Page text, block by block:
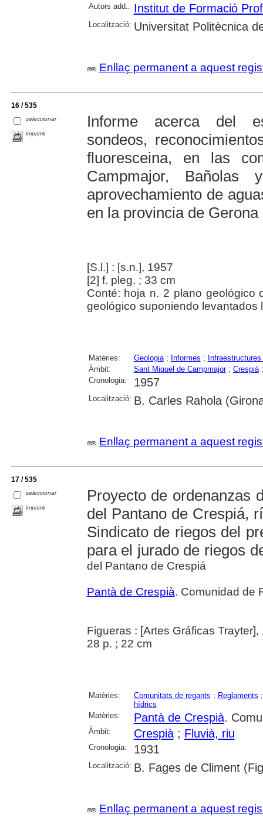
Autors add.: Institut de Formació
Localització: Universitat Politècnica
Enllaç permanent a aquest
16 / 535
seleccionar
imprimir
Informe acerca del
sondeos,
fluoresceina, en las
Campmajor,
aprovechamiento de
en la provincia de Gerona
[S.l.] : [s.n.], 1957
[2] f. pleg. ; 33 cm
Conté: hoja n. 2 plano geológico
geológico suponiendo levantados
Matèries: Geologia; Informes ;
Àmbit:
Sant Miquel de Campmajor; Crespià
Cronologia:
1957
Localització: B. Carles Rahola
Enllaç permanent a aquest
17 / 535
seleccionar
imprimir
Proyecto de ordenanzas
del Pantano de Crespiá,
Sindicato de riegos del
para el jurado de riegos
del Pantano de Crespiá
Pantà de Crespià. Comunidad de
Figueras : [Artes Gráficas Trayter],
28 p. ; 22 cm
Matèries: Comunitats de regants ; Reglaments
hídrics
Matèries:
Pantà de Crespià.
Àmbit: Crespià; Fluvià, riu
Cronologia: 1931
Localització: B. Fages de Climent
Enllaç permanent a aquest